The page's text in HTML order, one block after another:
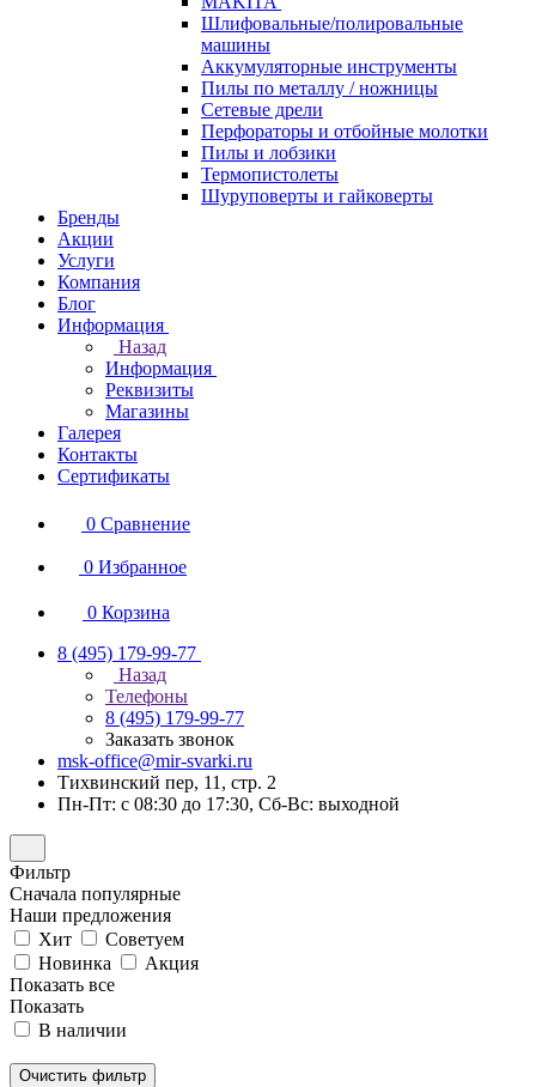
Шлифовальные/полировальные
машины
Аккумуляторные инструменты
Пилы по металлу / ножницы
Сетевые дрели
Перфораторы и отбойные молотки
Пилы и лобзики
Термопистолеты
Шуруповерты и гайковерты
Бренды
Акции
Услуги
Компания
Блог
Информация
Назад
Информация
Реквизиты
Магазины
Галерея
Контакты
Сертификаты
0 Сравнение
0 Избранное
0 Корзина
8 (495) 179-99-77
Назад
Телефоны
8 (495) 179-99-77
Заказать звонок
msk-office@mir-svarki.ru
Тихвинский пер, 11, стр. 2
Пн-Пт: с 08:30 до 17:30, Сб-Вс: выходной
Фильтр
Сначала популярные
Наши предложения
Хит
Советуем
Новинка
Акция
Показать все
Показать
В наличии
Очистить фильтр